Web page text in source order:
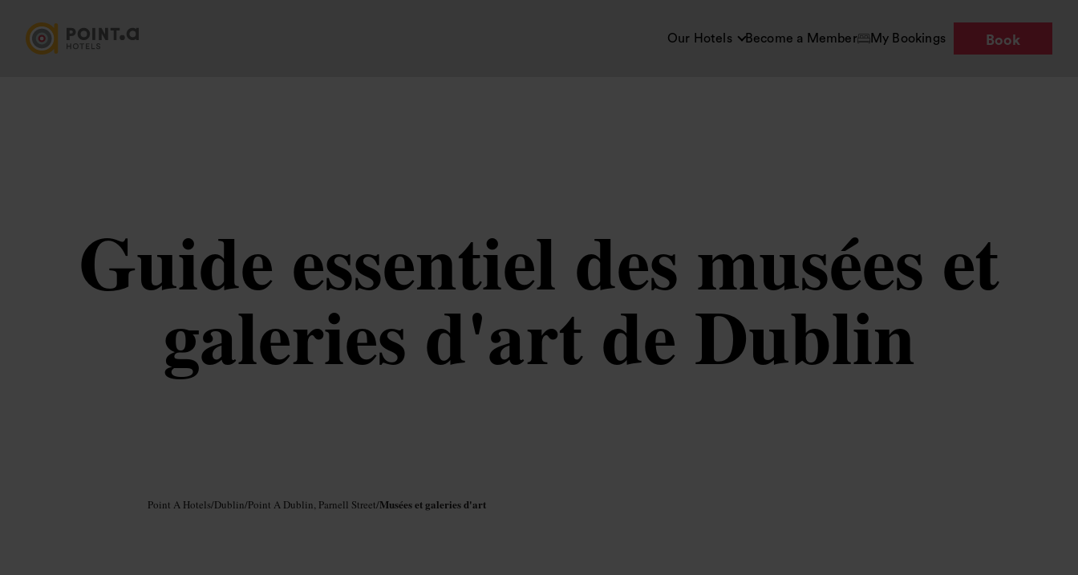
Our Hotels Become a Member My Bookings Book
Guide essentiel des musées et
galeries d'art de Dublin
Point A Hotels/Dublin/Point A Dublin, Parnell Street/Musées et galeries d'art